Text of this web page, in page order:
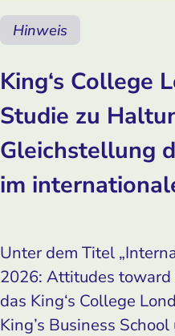
Hinweis
King‘s College
Studie zu
Gleichstellung
im
Unter dem Titel
2026: Attitudes toward
das King‘s College
King’s Business